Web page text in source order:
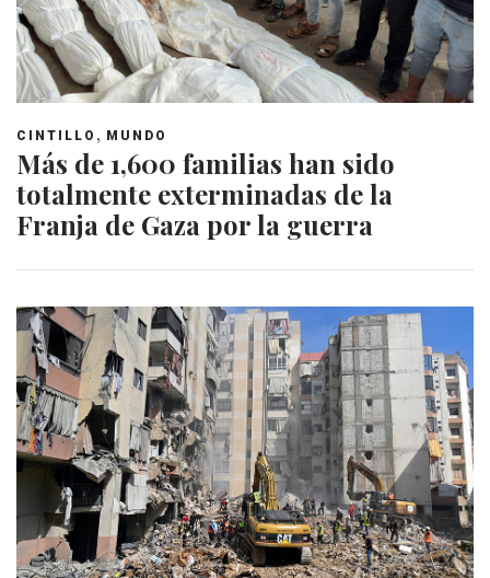
CINTILLO , MUNDO
Más de 1,600 familias han sido
totalmente exterminadas de la
Franja de Gaza por la guerra